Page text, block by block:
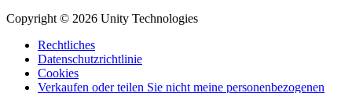
Copyright © 2026 Unity Technologies
Rechtliches
Datenschutzrichtlinie
Cookies
Verkaufen oder teilen Sie nicht meine personenbezogenen